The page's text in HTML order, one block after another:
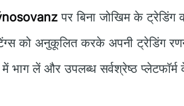
पर बिना जोखिम के ट्रेडिंग
को अनुकूलित करके अपनी ट्रेडिंग
भाग लें और उपलब्ध सर्वश्रेष्ठ